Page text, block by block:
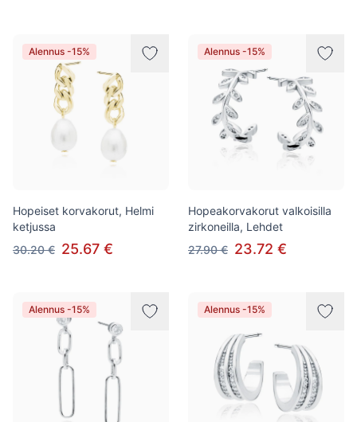
Alennus -15%
Hopeiset korvakorut, Helmi
ketjussa
30.20 € 25.67 €
Alennus -15%
Hopeakorvakorut valkoisilla
zirkoneilla, Lehdet
27.90 € 23.72 €
Alennus -15% Alennus -15%